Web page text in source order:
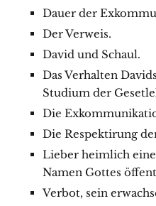
Dauer der
Der Verweis.
David und Schaul.
Das Verhalten
Studium der
Die
Die Respektirung
Lieber heimlich eine
Namen Gottes
Verbot, sein